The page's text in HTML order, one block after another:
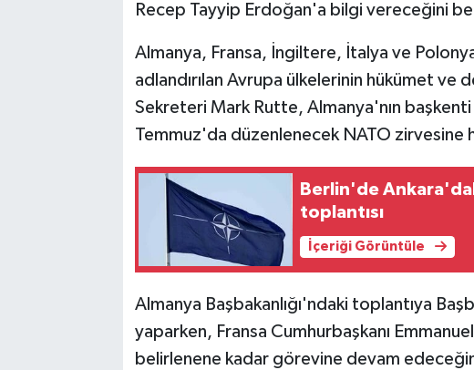
Recep Tayyip Erdoğan'a bilgi vereceğini
Almanya, Fransa, İngiltere, İtalya ve
adlandırılan Avrupa ülkelerinin hükümet ve
Sekreteri Mark Rutte, Almanya'nın
Temmuz'da düzenlenecek NATO zirvesine
Berlin'de
toplantısı
İçeriği Görüntüle
Almanya Başbakanlığı'ndaki toplantıya
yaparken, Fransa Cumhurbaşkanı
belirlenene kadar görevine devam